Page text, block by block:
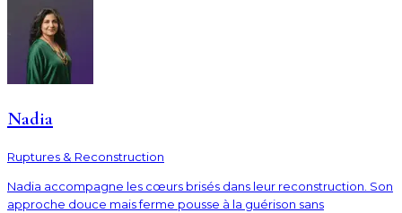
Nadia
Ruptures & Reconstruction
Nadia accompagne les cœurs brisés dans leur reconstruction. Son
approche douce mais ferme pousse à la guérison sans